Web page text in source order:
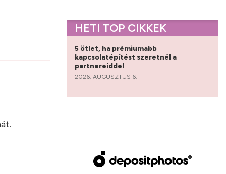
HETI TOP CIKKEK
5 ötlet, ha prémiumabb
kapcsolatépítést szeretnél a
partnereiddel
2026. AUGUSZTUS 6.